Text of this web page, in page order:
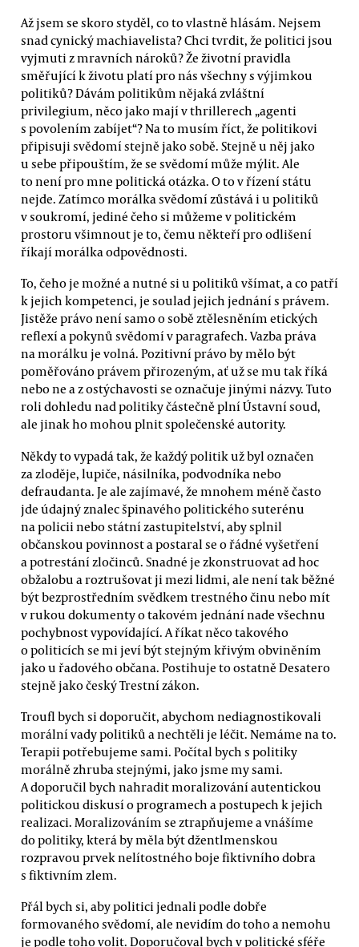
Až jsem se skoro styděl, co to vlastně hlásám. Nejsem
snad cynický machiavelista? Chci tvrdit, že politici jsou
vyjmuti z mravních nároků? Že životní pravidla
směřující k životu platí pro nás všechny s výjimkou
politiků? Dávám politikům nějaká zvláštní
privilegium, něco jako mají v thrillerech „agenti
s povolením zabíjet“? Na to musím říct, že politikovi
připisuji svědomí stejně jako sobě. Stejně u něj jako
u sebe připouštím, že se svědomí může mýlit. Ale
to není pro mne politická otázka. O to v řízení státu
nejde. Zatímco morálka svědomí zůstává i u politiků
v soukromí, jediné čeho si můžeme v politickém
prostoru všimnout je to, čemu někteří pro odlišení
říkají morálka odpovědnosti.
To, čeho je možné a nutné si u politiků všímat, a co patří
k jejich kompetenci, je soulad jejich jednání s právem.
Jistěže právo není samo o sobě ztělesněním etických
reflexí a pokynů svědomí v paragrafech. Vazba práva
na morálku je volná. Pozitivní právo by mělo být
poměřováno právem přirozeným, ať už se mu tak říká
nebo ne a z ostýchavosti se označuje jinými názvy. Tuto
roli dohledu nad politiky částečně plní Ústavní soud,
ale jinak ho mohou plnit společenské autority.
Někdy to vypadá tak, že každý politik už byl označen
za zloděje, lupiče, násilníka, podvodníka nebo
defraudanta. Je ale zajímavé, že mnohem méně často
jde údajný znalec špinavého politického suterénu
na policii nebo státní zastupitelství, aby splnil
občanskou povinnost a postaral se o řádné vyšetření
a potrestání zločinců. Snadné je zkonstruovat ad hoc
obžalobu a roztrušovat ji mezi lidmi, ale není tak běžné
být bezprostředním svědkem trestného činu nebo mít
v rukou dokumenty o takovém jednání nade všechnu
pochybnost vypovídající. A říkat něco takového
o politicích se mi jeví být stejným křivým obviněním
jako u řadového občana. Postihuje to ostatně Desatero
stejně jako český Trestní zákon.
Troufl bych si doporučit, abychom nediagnostikovali
morální vady politiků a nechtěli je léčit. Nemáme na to.
Terapii potřebujeme sami. Počítal bych s politiky
morálně zhruba stejnými, jako jsme my sami.
A doporučil bych nahradit moralizování autentickou
politickou diskusí o programech a postupech k jejich
realizaci. Moralizováním se ztrapňujeme a vnášíme
do politiky, která by měla být džentlmenskou
rozpravou prvek nelítostného boje fiktivního dobra
s fiktivním zlem.
Přál bych si, aby politici jednali podle dobře
formovaného svědomí, ale nevidím do toho a nemohu
je podle toho volit. Doporučoval bych v politické sféře